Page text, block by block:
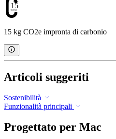
15
15 kg CO2e impronta di carbonio
Articoli suggeriti
Sostenibilità
Funzionalità principali
Progettato per Mac